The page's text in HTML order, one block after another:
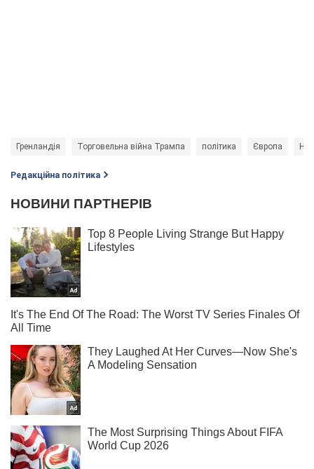
Гренландія Торговельна війна Трампа політика Європа
Редакційна політика